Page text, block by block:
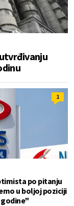
1
po pitanju
u boljoj poziciji
godine"